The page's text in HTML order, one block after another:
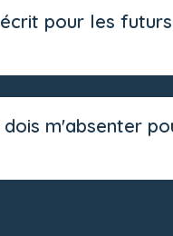
pour les
m'absenter